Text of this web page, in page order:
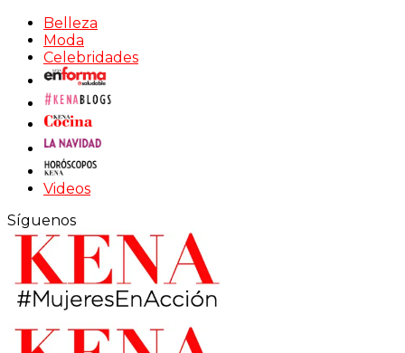
Belleza
Moda
Celebridades
Videos
Síguenos